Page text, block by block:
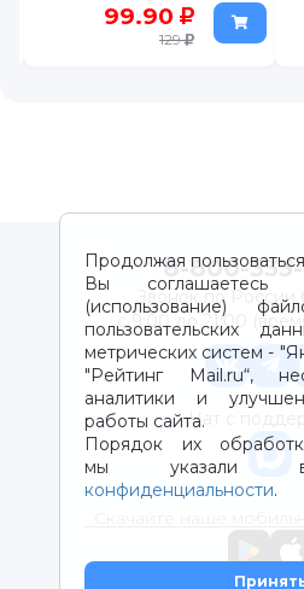
99.90
129
Продолжая
Вы соглашаетесь
(использование)
пользовательских
метрических систем -
"Рейтинг Mail.ru“,
аналитики и
работы сайта.
Порядок их
мы
конфиденциальности.
8-800-
Звонок по России
с 9:00 до 21:00
Чат с